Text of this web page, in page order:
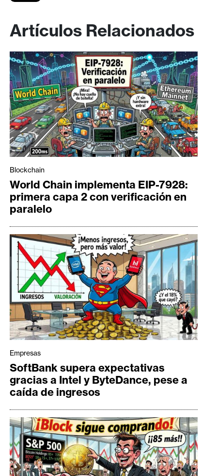
Artículos Relacionados
Blockchain
World Chain implementa EIP-7928:
primera capa 2 con verificación en
paralelo
Empresas
SoftBank supera expectativas
gracias a Intel y ByteDance, pese a
caída de ingresos